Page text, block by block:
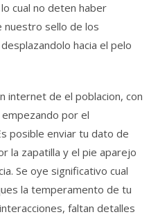
cual no deten haber
nuestro sello de los
hacia el pelo
internet de el poblacion, con
por el
posible enviar tu dato de
la zapatilla y el pie aparejo
Se oye significativo cual
la temperamento de tu
faltan detalles